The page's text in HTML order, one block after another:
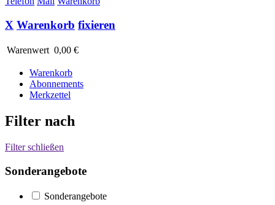
X Warenkorb fixieren
Warenwert 0,00 €
Warenkorb
Abonnements
Merkzettel
Filter nach
Filter schließen
Sonderangebote
Sonderangebote